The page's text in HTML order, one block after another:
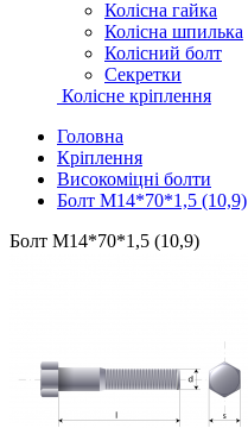
Колісна гайка
Колісна шпилька
Колісний болт
Секретки
Колісне кріплення
Головна
Кріплення
Високоміцні болти
Болт М14*70*1,5 (10,9)
Болт М14*70*1,5 (10,9)